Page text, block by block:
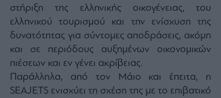
στήριξη της ελληνικής οικογένειας, του
ελληνικού τουρισμού και την ενίσχυση της
δυνατότητας για σύντομες αποδράσεις, ακόμη
και σε περιόδους αυξημένων οικονομικών
πιέσεων και εν γένει ακρίβειας.
Παράλληλα, από τον Μάιο και έπειτα, η
SEAJETS ενισχύει τη σχέση της με το επιβατικό